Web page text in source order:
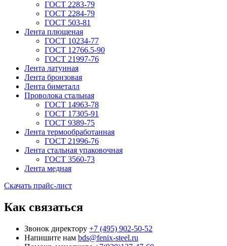
ГОСТ 2283-79
ГОСТ 2284-79
ГОСТ 503-81
Лента плющеная
ГОСТ 10234-77
ГОСТ 12766.5-90
ГОСТ 21997-76
Лента латунная
Лента бронзовая
Лента биметалл
Проволока стальная
ГОСТ 14963-78
ГОСТ 17305-91
ГОСТ 9389-75
Лента термообработанная
ГОСТ 21996-76
Лента стальная упаковочная
ГОСТ 3560-73
Лента медная
Скачать прайс-лист
Как связаться
Звонок директору +7 (495) 902-50-52
Напишите нам bds@fenix-steel.ru